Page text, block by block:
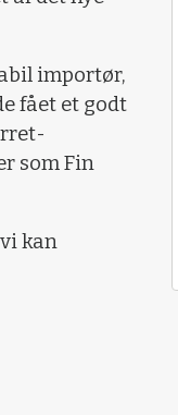
importør,
fået et godt
som Fin
kan